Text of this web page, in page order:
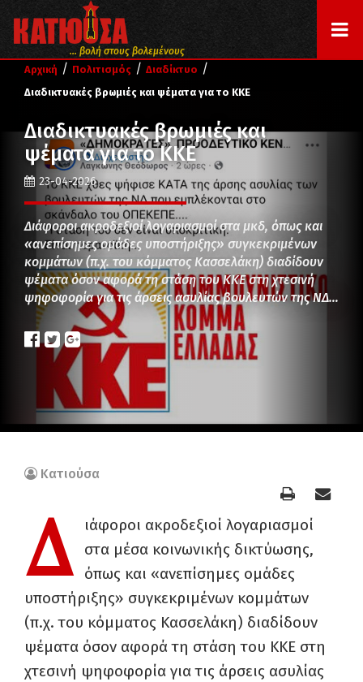
... βολή στους βολεμένους
Αρχική / Πολιτισμός / Διαδίκτυο /
Διαδικτυακές βρωμιές και ψέματα για το ΚΚΕ
Διαδικτυακές βρωμιές και
ψέματα για το ΚΚΕ
23-04-2026
Διάφοροι ακροδεξιοί λογαριασμοί στα μκδ, όπως και
«ανεπίσημες ομάδες υποστήριξης» συγκεκριμένων
κομμάτων (π.χ. του κόμματος Κασσελάκη) διαδίδουν
ψέματα όσον αφορά τη στάση του ΚΚΕ στη χτεσινή
ψηφοφορία για τις άρσεις ασυλίας βουλευτών της ΝΔ…
Κατιούσα
Δ
ιάφοροι ακροδεξιοί λογαριασμοί
στα μέσα κοινωνικής δικτύωσης,
όπως και «ανεπίσημες ομάδες
υποστήριξης» συγκεκριμένων κομμάτων
(π.χ. του κόμματος Κασσελάκη) διαδίδουν
ψέματα όσον αφορά τη στάση του ΚΚΕ στη
χτεσινή ψηφοφορία για τις άρσεις ασυλίας